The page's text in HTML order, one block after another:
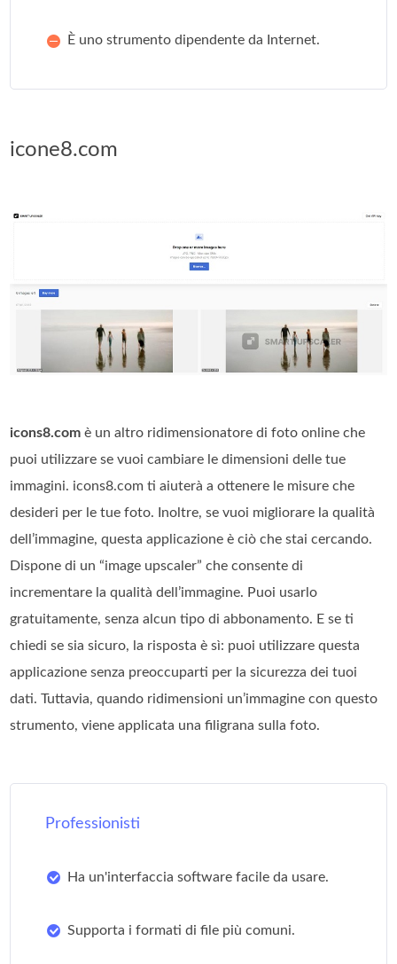
È uno strumento dipendente da Internet.
icone8.com
icons8.com è un altro ridimensionatore di foto online che
puoi utilizzare se vuoi cambiare le dimensioni delle tue
immagini. icons8.com ti aiuterà a ottenere le misure che
desideri per le tue foto. Inoltre, se vuoi migliorare la qualità
dell’immagine, questa applicazione è ciò che stai cercando.
Dispone di un “image upscaler” che consente di
incrementare la qualità dell’immagine. Puoi usarlo
gratuitamente, senza alcun tipo di abbonamento. E se ti
chiedi se sia sicuro, la risposta è sì: puoi utilizzare questa
applicazione senza preoccuparti per la sicurezza dei tuoi
dati. Tuttavia, quando ridimensioni un’immagine con questo
strumento, viene applicata una filigrana sulla foto.
Professionisti
Ha un'interfaccia software facile da usare.
Supporta i formati di file più comuni.